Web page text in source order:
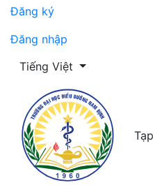
Đăng ký
Đăng nhập
Thay đổi ngôn ngữ. Ngôn
Tiếng Việt